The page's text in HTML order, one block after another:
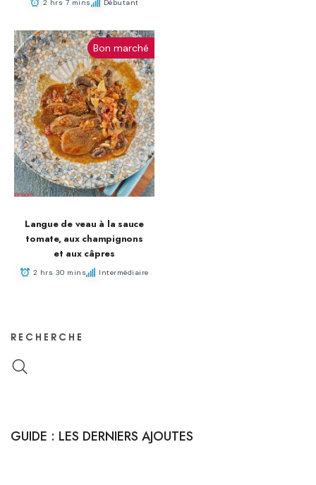
2 hrs 7 mins Débutant
Bon marché
Langue de veau à la sauce
tomate, aux champignons
et aux câpres
2 hrs 30 mins Intermédiaire
RECHERCHE
GUIDE : LES DERNIERS AJOUTES